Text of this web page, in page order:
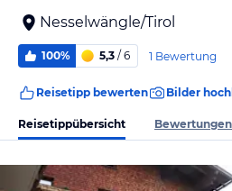
Nesselwängle/Tirol
100% 5,3 / 6 1 Bewertung
Reisetipp bewerten Bilder
Reisetippübersicht Bewertungen